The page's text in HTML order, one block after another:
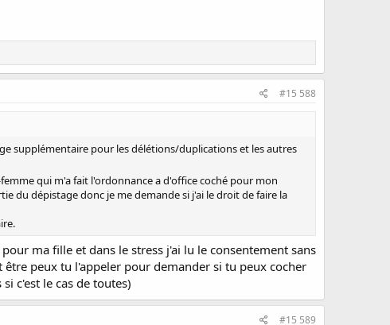
#15 588
supplémentaire pour les délétions/duplications et les autres
qui m'a fait l'ordonnance a d'office coché pour mon
du dépistage donc je me demande si j'ai le droit de faire la
ma fille et dans le stress j'ai lu le consentement sans
peux tu l'appeler pour demander si tu peux cocher
c'est le cas de toutes)
#15 589